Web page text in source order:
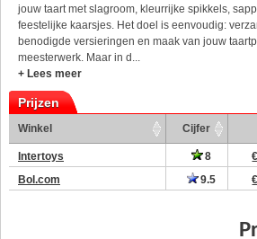
jouw taart met slagroom, kleurrijke spikkels,
feestelijke kaarsjes. Het doel is eenvoudig:
benodigde versieringen en maak van jouw
meesterwerk. Maar in d...
+ Lees meer
Prijzen
Winkel Cijfer
Intertoys 8
Bol.com
9.5